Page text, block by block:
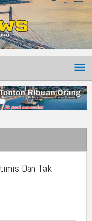
Dan Tak